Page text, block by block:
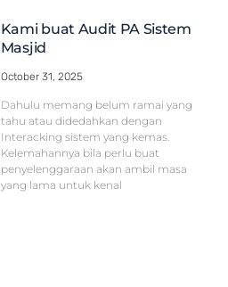
Kami buat Audit PA Sistem
Masjid
October 31, 2025
Dahulu memang belum ramai yang
tahu atau didedahkan dengan
Interacking sistem yang kemas.
Kelemahannya bila perlu buat
penyelenggaraan akan ambil masa
yang lama untuk kenal